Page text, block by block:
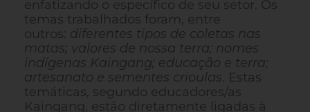
enfatizando o específico de seu setor. Os
temas trabalhados foram, entre
outros: diferentes tipos de coletas nas
matas; valores de nossa terra; nomes
indígenas Kaingang; educação e terra;
artesanato e sementes crioulas. Estas
temáticas, segundo educadores/as
Kaingang, estão diretamente ligadas à